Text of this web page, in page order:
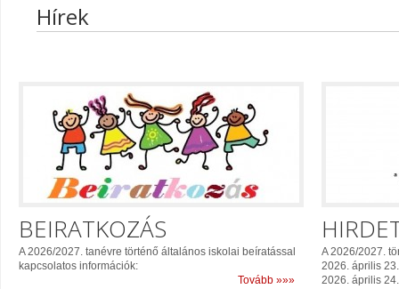
Hírek
BEIRATKOZÁS
A 2026/2027. tanévre történő általános iskolai beíratással
kapcsolatos információk:
Tovább »»»
A 2026/2027.
2026. április
2026. április